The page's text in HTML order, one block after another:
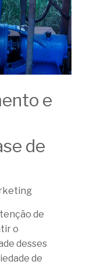
e
de
de
o
desses
de